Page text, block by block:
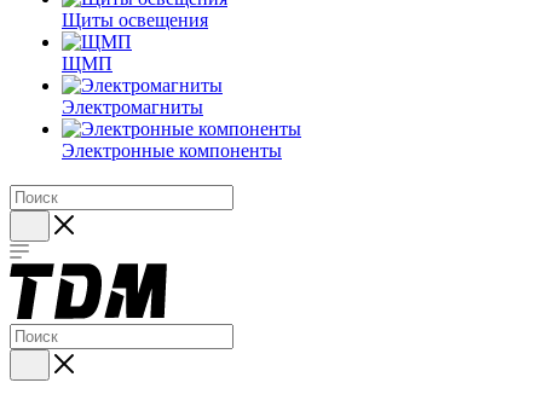
Щиты освещения
ЩМП
Электромагниты
Электронные компоненты